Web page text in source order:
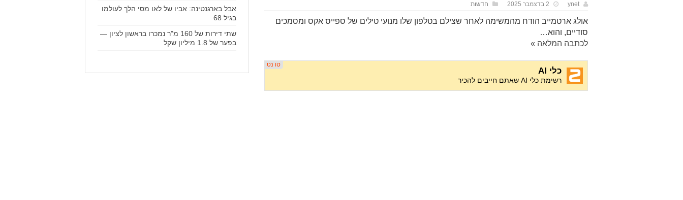
ynet 2 בדצמבר 2025 חדשות
אולג ארטמייב הודח מהמשימה לאחר שצילם בטלפון שלו מנועי טילים של ספייס אקס ומסמכים
סודיים, והוא…
לכתבה המלאה »
אבל בארגנטינה: אביו של לאו מסי הלך לעולמו
בגיל 68
שתי דירות של 160 מ"ר נמכרו בראשון לציון —
בפער של 1.8 מיליון שקל